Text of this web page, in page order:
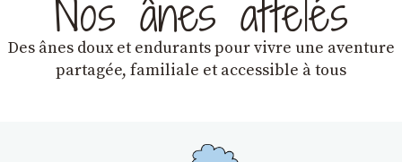
Nos ânes attelés
Des ânes doux et endurantspour vivre une aventure
partagée, familiale et accessible à tous